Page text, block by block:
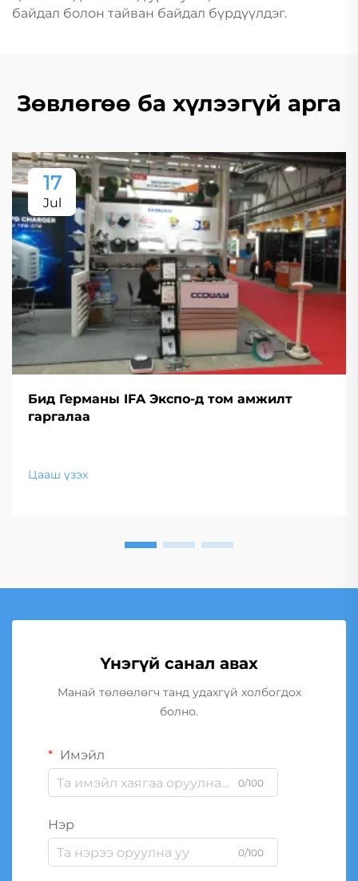
байдал болон тайван байдал бүрдүүлдэг.
Зөвлөгөө ба хүлээгүй арга
17
Jul
Бид Германы IFA Экспо-д том амжилт
гаргалаа
Цааш үзэх
Үнэгүй санал авах
Манай төлөөлөгч танд удахгүй холбогдох
болно.
Имэйл
0/100
Нэр
0/100